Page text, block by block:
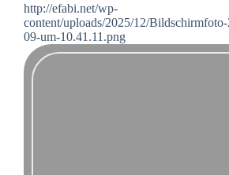
http://efabi.net/wp-
content/uploads/2025/12/
09-um-10.41.11.png